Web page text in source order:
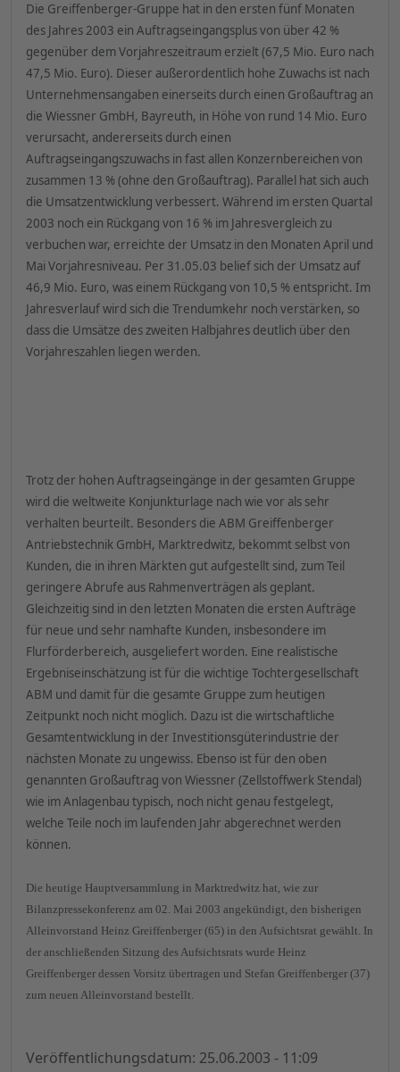
Die Greiffenberger-Gruppe hat in den ersten fünf Monaten
des Jahres 2003 ein Auftragseingangsplus von über 42 %
gegenüber dem Vorjahreszeitraum erzielt (67,5 Mio. Euro nach
47,5 Mio. Euro). Dieser außerordentlich hohe Zuwachs ist nach
Unternehmensangaben einerseits durch einen Großauftrag an
die Wiessner GmbH, Bayreuth, in Höhe von rund 14 Mio. Euro
verursacht, andererseits durch einen
Auftragseingangszuwachs in fast allen Konzernbereichen von
zusammen 13 % (ohne den Großauftrag). Parallel hat sich auch
die Umsatzentwicklung verbessert. Während im ersten Quartal
2003 noch ein Rückgang von 16 % im Jahresvergleich zu
verbuchen war, erreichte der Umsatz in den Monaten April und
Mai Vorjahresniveau. Per 31.05.03 belief sich der Umsatz auf
46,9 Mio. Euro, was einem Rückgang von 10,5 % entspricht. Im
Jahresverlauf wird sich die Trendumkehr noch verstärken, so
dass die Umsätze des zweiten Halbjahres deutlich über den
Vorjahreszahlen liegen werden.
Trotz der hohen Auftragseingänge in der gesamten Gruppe
wird die weltweite Konjunkturlage nach wie vor als sehr
verhalten beurteilt. Besonders die ABM Greiffenberger
Antriebstechnik GmbH, Marktredwitz, bekommt selbst von
Kunden, die in ihren Märkten gut aufgestellt sind, zum Teil
geringere Abrufe aus Rahmenverträgen als geplant.
Gleichzeitig sind in den letzten Monaten die ersten Aufträge
für neue und sehr namhafte Kunden, insbesondere im
Flurförderbereich, ausgeliefert worden. Eine realistische
Ergebniseinschätzung ist für die wichtige Tochtergesellschaft
ABM und damit für die gesamte Gruppe zum heutigen
Zeitpunkt noch nicht möglich. Dazu ist die wirtschaftliche
Gesamtentwicklung in der Investitionsgüterindustrie der
nächsten Monate zu ungewiss. Ebenso ist für den oben
genannten Großauftrag von Wiessner (Zellstoffwerk Stendal)
wie im Anlagenbau typisch, noch nicht genau festgelegt,
welche Teile noch im laufenden Jahr abgerechnet werden
können.
Die heutige Hauptversammlung in Marktredwitz hat, wie zur
Bilanzpressekonferenz am 02. Mai 2003 angekündigt, den bisherigen
Alleinvorstand Heinz Greiffenberger (65) in den Aufsichtsrat gewählt. In
der anschließenden Sitzung des Aufsichtsrats wurde Heinz
Greiffenberger dessen Vorsitz übertragen und Stefan Greiffenberger (37)
zum neuen Alleinvorstand bestellt.
Veröffentlichungsdatum: 25.06.2003 - 11:09